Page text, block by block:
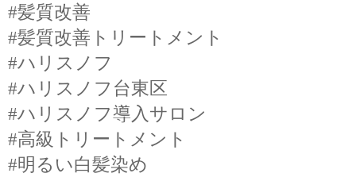
#髪質改善
#髪質改善トリートメント
#ハリスノフ
#ハリスノフ台東区
#ハリスノフ導入サロン
#高級トリートメント
#明るい白髪染め